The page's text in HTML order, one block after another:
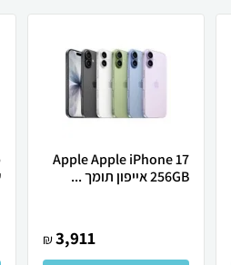
Apple Apple iPhone 17
256GB אייפון תומך ...
3,911
₪